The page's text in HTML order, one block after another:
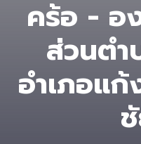
คร้อ - อ
ส่วนตํ
อำเภอแ